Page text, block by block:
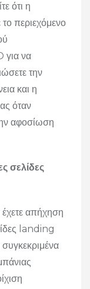
ότι η
περιεχόμενο
για να
την
και η
όταν
αφοσίωση
σελίδες
έχετε απήχηση
landing